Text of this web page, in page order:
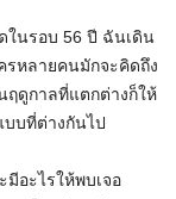
ในรอบ 56 ปี ฉันเดิน
รหลายคนมักจะคิดถึง
ฤดูกาลที่แตกต่างก็ให้
บที่ต่างกันไป
อะไรให้พบเจอ